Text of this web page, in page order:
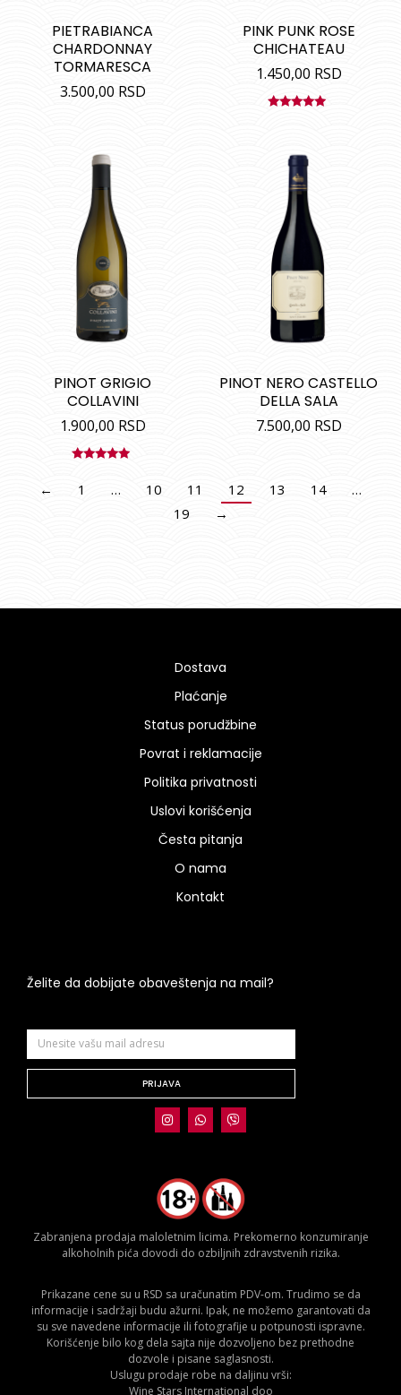
PIETRABIANCA
CHARDONNAY
TORMARESCA
3.500,00 RSD
PINK PUNK ROSE
CHICHATEAU
1.450,00 RSD
PINOT GRIGIO
COLLAVINI
1.900,00 RSD
sa
PINOT NERO CASTELLO
DELLA SALA
7.500,00 RSD
← 1 … 10 11 12 13 14
…
19
→
Dostava
Plaćanje
Status porudžbine
Povrat i reklamacije
Politika privatnosti
Uslovi korišćenja
Česta pitanja
O nama
Kontakt
Želite da dobijate obaveštenja na mail?
PRIJAVA
Zabranjena prodaja maloletnim licima. Prekomerno konzumiranje
alkoholnih pića dovodi do ozbiljnih zdravstvenih rizika.
Prikazane cene su u RSD sa uračunatim PDV-om. Trudimo se da
informacije i sadržaji budu ažurni. Ipak, ne možemo garantovati da
su sve navedene informacije ili fotografije u potpunosti ispravne.
Korišćenje bilo kog dela sajta nije dozvoljeno bez prethodne
dozvole i pisane saglasnosti.
Uslugu prodaje robe na daljinu vrši:
Wine Stars International doo